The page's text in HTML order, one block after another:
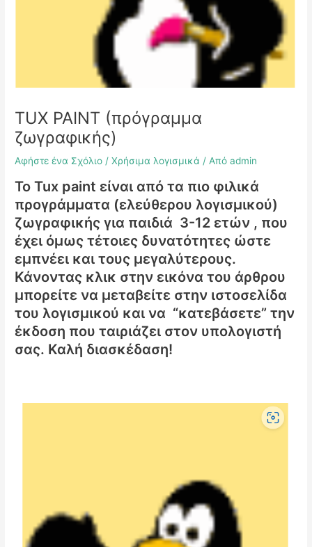
TUX PAINT (πρόγραμμα
ζωγραφικής)
Αφήστε ένα Σχόλιο /Χρήσιμα λογισμικά / Απόadmin
Το Tux paint είναι από τα πιο φιλικά
προγράμματα (ελεύθερου λογισμικού)
ζωγραφικής για παιδιά 3-12 ετών , που
έχει όμως τέτοιες δυνατότητες ώστε
εμπνέει και τους μεγαλύτερους.
Κάνοντας κλικ στην εικόνα του άρθρου
μπορείτε να μεταβείτε στην ιστοσελίδα
του λογισμικού και να “κατεβάσετε” την
έκδοση που ταιριάζει στον υπολογιστή
σας. Καλή διασκέδαση!